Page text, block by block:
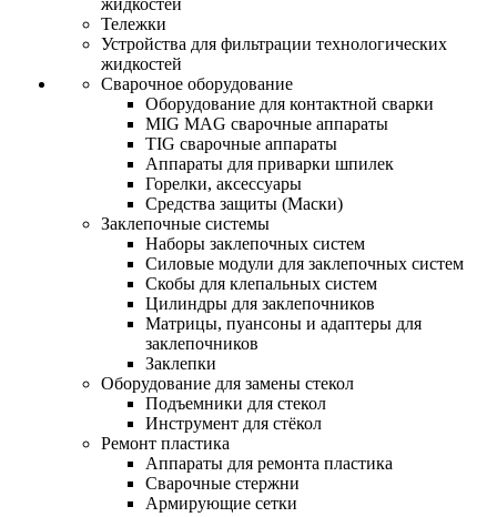
жидкостей
Тележки
Устройства для фильтрации технологических
жидкостей
Сварочное оборудование
Оборудование для контактной сварки
MIG MAG сварочные аппараты
TIG сварочные аппараты
Аппараты для приварки шпилек
Горелки, аксессуары
Средства защиты (Маски)
Заклепочные системы
Наборы заклепочных систем
Силовые модули для заклепочных систем
Скобы для клепальных систем
Цилиндры для заклепочников
Матрицы, пуансоны и адаптеры для
заклепочников
Заклепки
Оборудование для замены стекол
Подъемники для стекол
Инструмент для стёкол
Ремонт пластика
Аппараты для ремонта пластика
Сварочные стержни
Армирующие сетки